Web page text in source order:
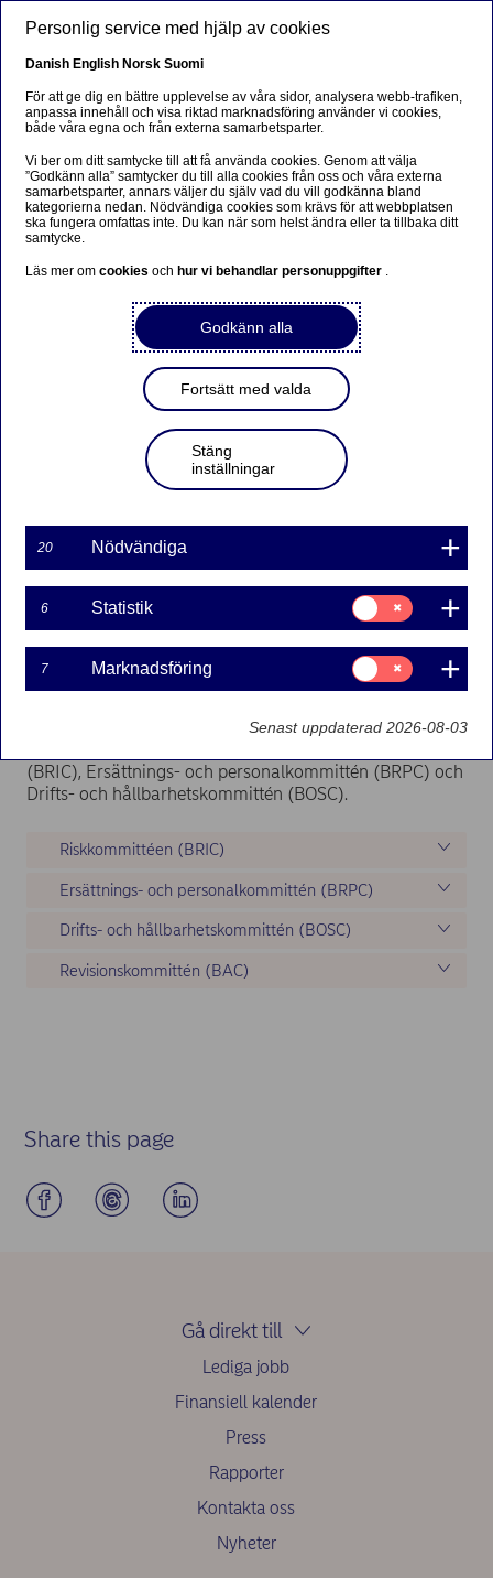
Beklager...
Denne siden findes ikke på norsk
Bli værende på denne siden|Fortsett til en lignende
Styrelsens kommittéer
Bolagsstyrning Styrelse
Styrelsens
I enlighet med det externa ramverket och i syfte att öka
särskilda kommittéer som ska bistå styrelsen genom att
förbereda frågor som hör till styrelsens befogenhet och
Styrelsekommittéernas arbetsuppgifter och
arbetsordning fastställs i kommittéarbetsordningarna.
Generellt saknar styrelsekommittéerna egen
beslutanderätt och varje kommitté rapporterar
regelbundet om sitt arbete till styrelsen.
Nordea har fyra styrelsekommittéer:
(BRIC), Ersättnings- och personalkommittén (BRPC) och
Drifts- och hållbarhetskommittén (BOSC).
Riskkommittéen (BRIC)
Ersättnings- och personalkommittén (BRPC)
Drifts- och hållbarhetskommittén (BOSC)
Revisionskommittén (BAC)
Share this page
Gå direkt till
Lediga jobb
Finansiell kalender
Press
Rapporter
Kontakta oss
Nyheter
Personlig service med hjälp av cookies
Danish English Norsk Suomi
För att ge dig en bättre upplevelse av våra sidor, analysera webb-trafiken,
anpassa innehåll och visa riktad marknadsföring använder vi cookies,
både våra egna och från externa samarbetsparter.
Vi ber om ditt samtycke till att få använda cookies. Genom att välja
”Godkänn alla” samtycker du till alla cookies från oss och våra externa
samarbetsparter, annars väljer du själv vad du vill godkänna bland
kategorierna nedan. Nödvändiga cookies som krävs för att webbplatsen
ska fungera omfattas inte. Du kan när som helst ändra eller ta tillbaka ditt
samtycke.
Läs mer omcookiesoch hur vi behandlar personuppgifter .
Godkänn alla
Fortsätt med valda
Stäng
inställningar
20 Nödvändiga
6 Statistik
Samtycke
för:
Statistik
7 Marknadsföring
Samtycke
för:
Marknadsföring
Senast uppdaterad 2026-08-03